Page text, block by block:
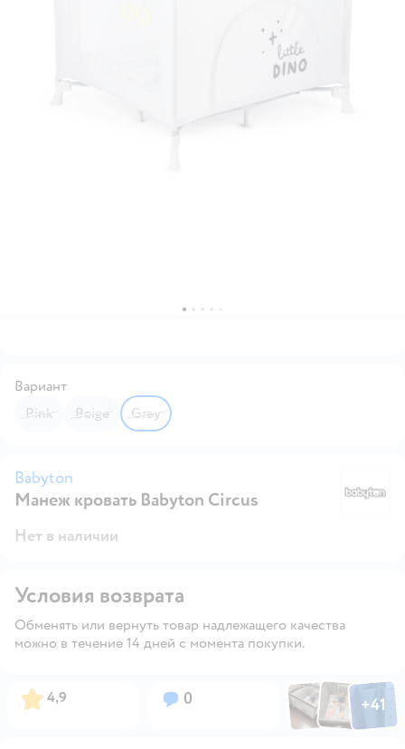
Вариант
Pink
Beige Grey
Babyton
Манеж кровать Babyton Circus
Нет в наличии
Условия возврата
Обменять или вернуть товар надлежащего качества
можно в течение 14 дней с момента покупки.
Рейтинг:
4,9 Вопросов:
0 ФотоФотоФото
+41
Открыть